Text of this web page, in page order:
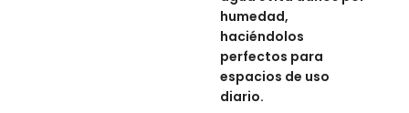
humedad,
haciéndolos
perfectos para
espacios de uso
diario.